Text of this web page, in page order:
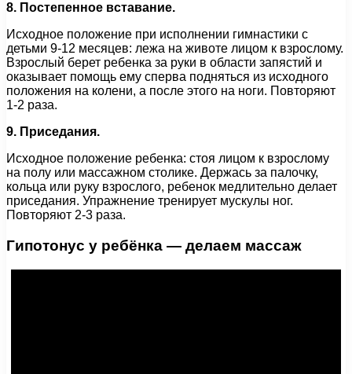
8. Постепенное вставание.
Исходное положение при исполнении гимнастики с
детьми 9-12 месяцев: лежа на животе лицом к взрослому.
Взрослый берет ребенка за руки в области запястий и
оказывает помощь ему сперва подняться из исходного
положения на колени, а после этого на ноги. Повторяют
1-2 раза.
9. Приседания.
Исходное положение ребенка: стоя лицом к взрослому
на полу или массажном столике. Держась за палочку,
кольца или руку взрослого, ребенок медлительно делает
приседания. Упражнение тренирует мускулы ног.
Повторяют 2-3 раза.
Гипотонус у ребёнка — делаем массаж